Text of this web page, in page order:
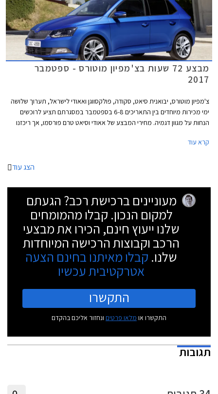
מבצע 72 שעות בצ'מפיון מוטורס - ספטמבר
2017
צ'מפיון מוטורס, יבואנית סיאט, סקודה, פולקסווגן ואאודי לישראל, תערוך שלושה
ימי מכירות מיוחדים בין התאריכים 6-8 בספטמבר במסגרתם תציע לרוכשים
הנחות על מגוון דגמיה. מחירי המבצע של אאודי וסיאט טרם פורסמו, אך ריכזנו
ופולקסווגן.
קרא עוד
הצג עוד
מעוניינים ברכישת רכב? הגעתם
למקום הנכון. קבלו מהמומחים
שלנו ייעוץ חינם, הכירו את מבצעי
הרכב וקבוצות הרכישה המיוחדות
שלנו. קבלו מאיתנו בחינם הצעה
אטרקטיבית עכשיו
התקשרו
התקשרו או מלאו פרטים ונחזור אליכם בהקדם
תגובות